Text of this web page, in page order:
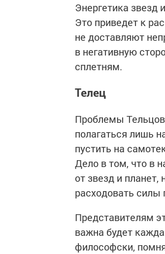
Энергетика звезд
Это приведет к
не доставляют
в негативную
сплетням.
Телец
Проблемы
полагаться лишь
пустить на
Дело в том, что в
от звезд и планет,
расходовать силы
Представителям
важна будет
философски,